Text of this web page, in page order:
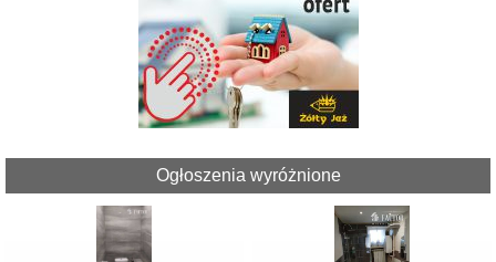
Ogłoszenia wyróżnione